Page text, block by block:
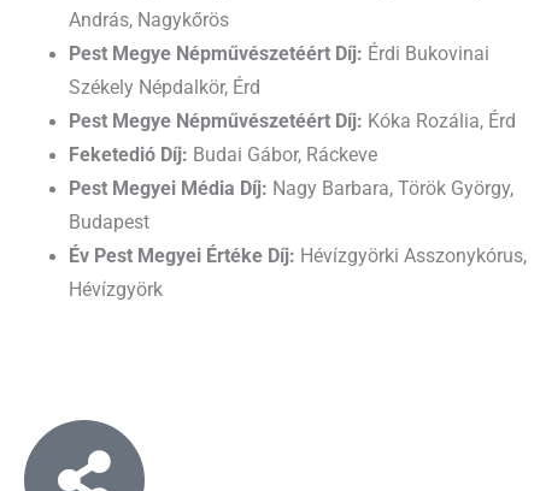
András, Nagykőrös
Pest Megye Népművészetéért Díj: Érdi Bukovinai
Székely Népdalkör, Érd
Pest Megye Népművészetéért Díj: Kóka Rozália, Érd
Feketedió Díj: Budai Gábor, Ráckeve
Pest Megyei Média Díj: Nagy Barbara, Török György,
Budapest
Év Pest Megyei Értéke Díj: Hévízgyörki Asszonykórus,
Hévízgyörk